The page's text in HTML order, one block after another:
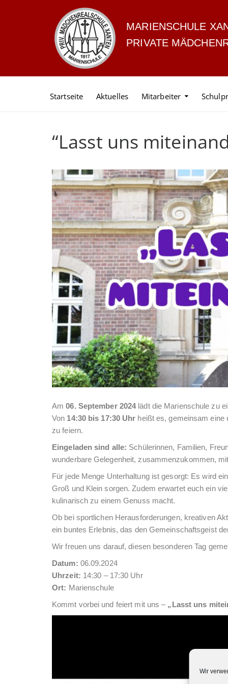
Wir
MARIENSCHULE
PRIVATE
Startseite Aktuelles Mitarbeiter
“Lasst uns
Am06. September 2024lädt die Marienschule zu
Von 14:30 bis 17:30 Uhr heißt es, gemeinsam eine
zu feiern.
Eingeladen sind alle: Schülerinnen, Familien,
wunderbare Gelegenheit, zusammenzukommen,
Für jede Menge Unterhaltung ist gesorgt: Es wird
Groß und Klein sorgen. Zudem erwartet euch ein
kulinarisch zu einem Genuss macht.
Ob bei sportlichen Herausforderungen, kreativen
ein buntes Erlebnis, das den Gemeinschaftsgeist
Wir freuen uns darauf, diesen besonderen Tag
Datum: 06.09.2024
Uhrzeit: 14:30 – 17:30 Uhr
Ort: Marienschule
Kommt vorbei und feiert mit uns – „Lasst uns